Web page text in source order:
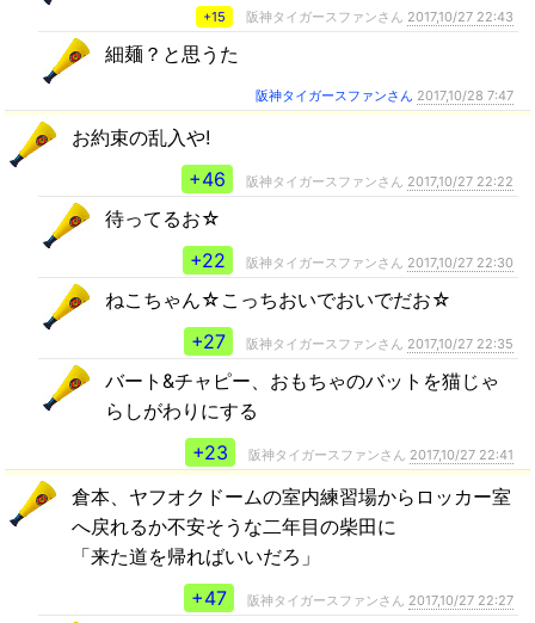
+15 阪神タイガースファンさん 2017,10/27 22:43
細麺？と思うた
阪神タイガースファンさん 2017,10/28 7:47
お約束の乱入や!
+46
阪神タイガースファンさん 2017,10/27 22:22
待ってるお☆
+22
阪神タイガースファンさん 2017,10/27 22:30
ねこちゃん☆こっちおいでおいでだお☆
+27
阪神タイガースファンさん 2017,10/27 22:35
バート&チャピー、おもちゃのバットを猫じゃ
らしがわりにする
+23
阪神タイガースファンさん 2017,10/27 22:41
倉本、ヤフオクドームの室内練習場からロッカー室
へ戻れるか不安そうな二年目の柴田に
「来た道を帰ればいいだろ」
+47
阪神タイガースファンさん 2017,10/27 22:27